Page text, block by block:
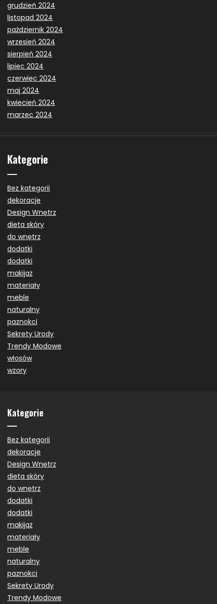
grudzień 2024
listopad 2024
październik 2024
wrzesień 2024
sierpień 2024
lipiec 2024
czerwiec 2024
maj 2024
kwiecień 2024
marzec 2024
Kategorie
Bez kategorii
dekoracje
Design Wnętrz
dieta skóry
do wnętrz
dodatki
dodatki
makijaż
materiały
meble
naturalny
paznokci
Sekrety Urody
Trendy Modowe
włosów
wzory
Kategorie
Bez kategorii
dekoracje
Design Wnętrz
dieta skóry
do wnętrz
dodatki
dodatki
makijaż
materiały
meble
naturalny
paznokci
Sekrety Urody
Trendy Modowe